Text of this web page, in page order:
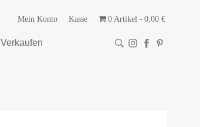
Mein Konto Kasse 0 Artikel 0,00 €
Verkaufen